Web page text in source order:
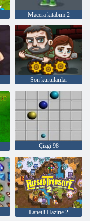
Macera kitabım 2
Son kurtulanlar
Çizgi 98
Lanetli Hazine 2